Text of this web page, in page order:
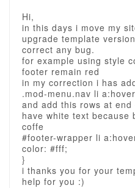
Hi,
in this days i move my
upgrade template
correct any bug.
for example using style
footer remain red
in my correction i has
.mod-menu.nav li
and add this rows at
have white text because
coffe
#footer-wrapper li
color: #fff;
}
i thanks you for your
help for you :)